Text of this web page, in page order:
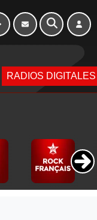
RADIOS DIGITALES